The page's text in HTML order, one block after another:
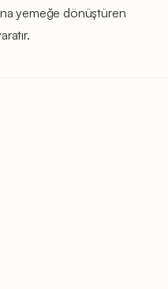
yemeğe dönüştüren